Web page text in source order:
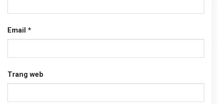
Email *
Trang web